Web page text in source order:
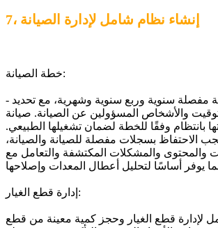
7، إنشاء نظام شامل لإدارة الصيانة
خطة الصيانة:
- وضع خطط صيانة مفصلة سنوية وربع سنوية وشهرية، مع تحديد
والأشخاص المسؤولين عن الصيانة. صيانة
بانتظام وفقًا للخطة لضمان تشغيلها الطبيعي.
الاحتفاظ بسجلات مفصلة للصيانة والصيانة،
والمحتوى والمشكلات المكتشفة والتعامل مع
إدارة قطع الغيار:
لإدارة قطع الغيار وحجز كمية معينة من قطع